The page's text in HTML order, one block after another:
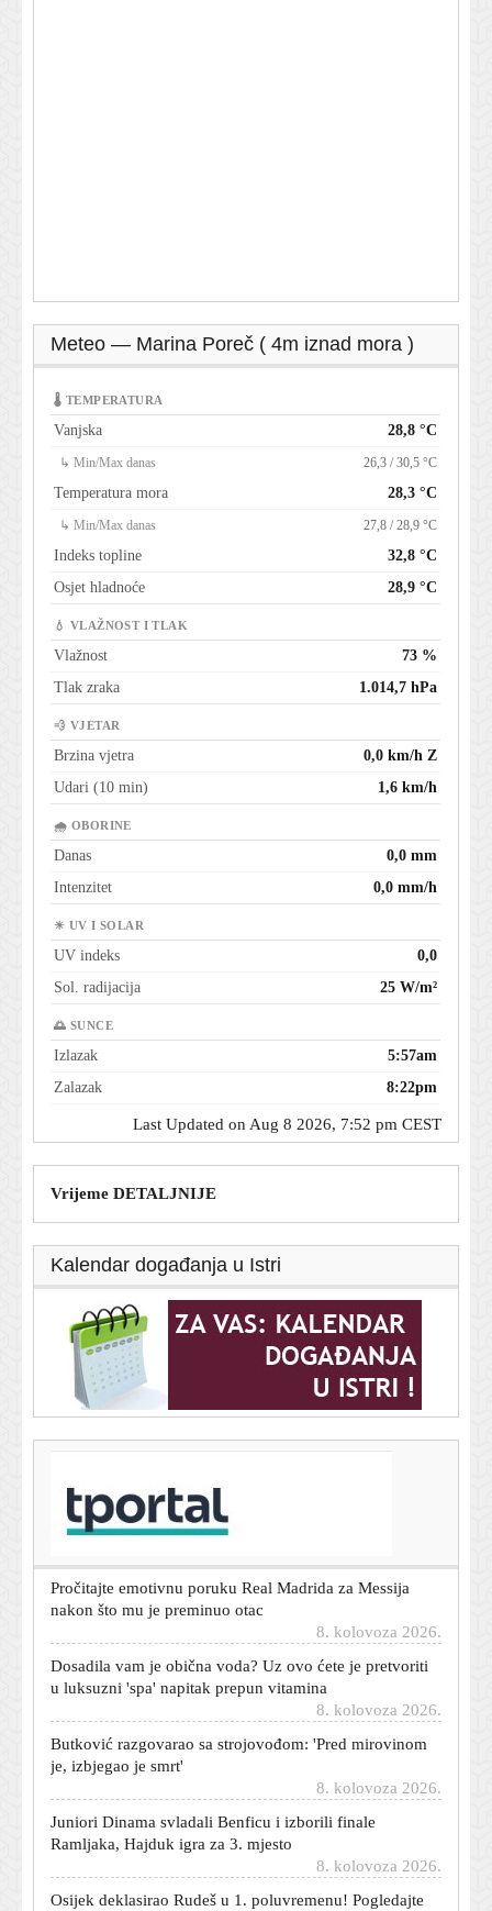
Meteo — Marina Poreč ( 4m iznad mora )
🌡 TEMPERATURA
Vanjska 28,8 °C
↳ Min/Max danas 26,3 / 30,5 °C
Temperatura mora 28,3 °C
↳ Min/Max danas 27,8 / 28,9 °C
Indeks topline
32,8 °C
Osjet hladnoće
28,9 °C
💧 VLAŽNOST I TLAK
Vlažnost
73 %
Tlak zraka
1.014,7 hPa
💨 VJETAR
Brzina vjetra
0,0 km/h Z
Udari (10 min)
1,6 km/h
🌧 OBORINE
Danas
0,0 mm
Intenzitet
0,0 mm/h
☀ UV I SOLAR
UV indeks
0,0
Sol. radijacija
25 W/m²
🌅 SUNCE
Izlazak
5:57am
Zalazak
8:22pm
Last Updated on Aug 8 2026, 7:52 pm CEST
Vrijeme DETALJNIJE
Kalendar događanja u Istri
T-portal.hr
Prekinuta zagrebačka dominacija na Maratonu lađa:
Dvije ekipe zajedno ušle u cilj
nakon što mu je preminuo otac
Dosadila vam je obična voda? Uz ovo ćete je pretvoriti
u luksuzni 'spa' napitak prepun vitamina
8. kolovoza 2026.
Butković razgovarao sa strojovođom: 'Pred mirovinom
je, izbjegao je smrt'
Juniori Dinama svladali Benficu i izborili finale
Ramljaka, Hajduk igra za 3. mjesto
Osijek deklasirao Rudeš u 1. poluvremenu! Pogledajte
golove